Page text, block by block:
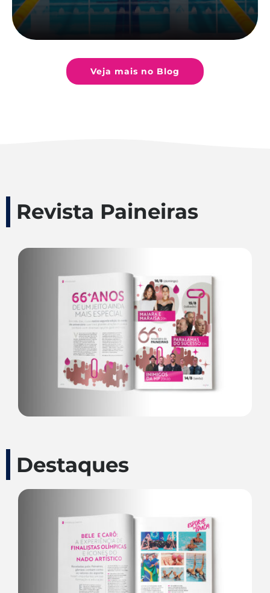
Veja mais no Blog
Revista Paineiras
Destaques